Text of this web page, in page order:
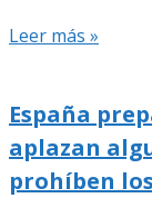
Leer más »
España
aplazan
prohíben